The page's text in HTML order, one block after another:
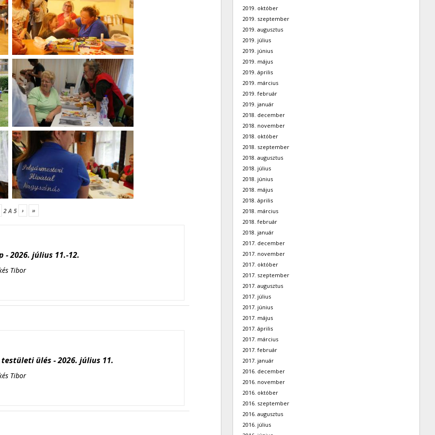
2A 5 › »
- 2026. július 11.-12.
Tibor
ülés - 2026. július 11.
Tibor
2019. október
2019. szeptember
2019. augusztus
2019. július
2019. június
2019. május
2019. április
2019. március
2019. február
2019. január
2018. december
2018. november
2018. október
2018. szeptember
2018. augusztus
2018. július
2018. június
2018. május
2018. április
2018. március
2018. február
2018. január
2017. december
2017. november
2017. október
2017. szeptember
2017. augusztus
2017. július
2017. június
2017. május
2017. április
2017. március
2017. február
2017. január
2016. december
2016. november
2016. október
2016. szeptember
2016. augusztus
2016. július